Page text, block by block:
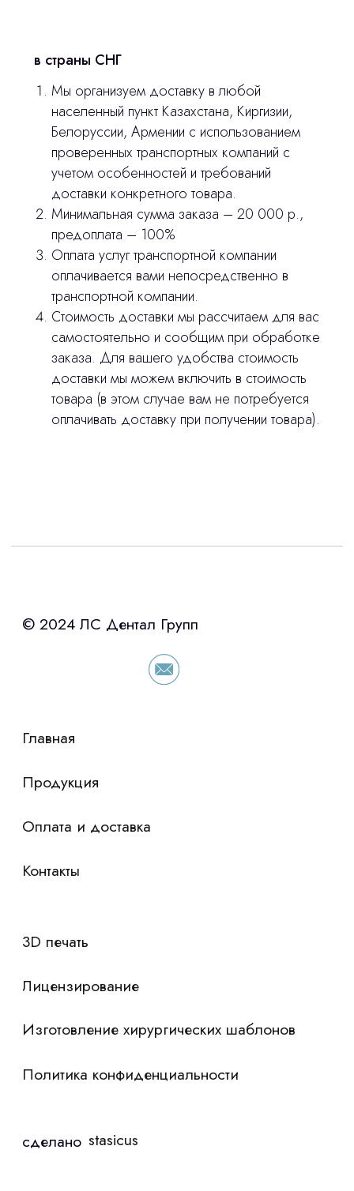
в страны СНГ
Мы организуем доставку в любой
населенный пункт Казахстана, Киргизии,
Белоруссии, Армении с использованием
проверенных транспортных компаний с
учетом особенностей и требований
доставки конкретного товара.
Минимальная сумма заказа – 20 000 р.,
предоплата – 100%
Оплата услуг транспортной компании
оплачивается вами непосредственно в
транспортной компании.
Стоимость доставки мы рассчитаем для вас
самостоятельно и сообщим при обработке
заказа. Для вашего удобства стоимость
доставки мы можем включить в стоимость
товара (в этом случае вам не потребуется
оплачивать доставку при получении товара).
Интересует лизинг?
«Уралпромлизинг» подберем выгодные
условия по лизингу оборудования,
просто оставьте контакты чтобы мы
сориентировали по условиям
Лицензирование
Изготовление хирургических шаблонов
Политика конфиденциальности
stasicus